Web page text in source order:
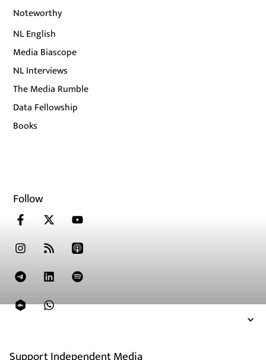
Noteworthy
NL English
Media Biascope
NL Interviews
The Media Rumble
Data Fellowship
Books
Follow